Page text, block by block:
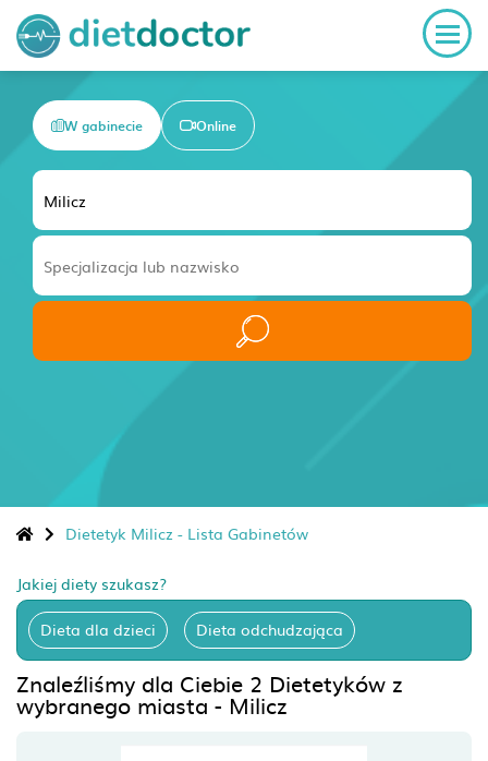
W gabinecie Online
Dietetyk Milicz - Lista Gabinetów
Jakiej diety szukasz?
Dieta dla dzieci Dieta odchudzająca
Znaleźliśmy dla Ciebie 2 Dietetyków z
wybranego miasta - Milicz